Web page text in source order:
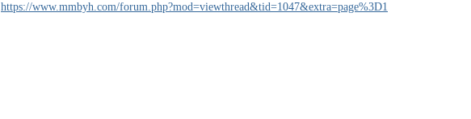
https://www.mmbyh.com/forum.php?mod=viewthread&tid=1047&extra=page%3D1